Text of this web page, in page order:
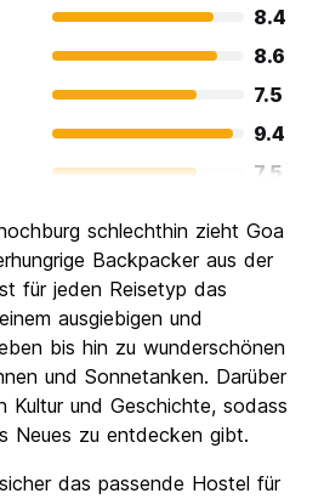
8.4
8.6
7.5
9.4
7.5
7.7
schlechthin zieht Goa
Backpacker aus der
für jeden Reisetyp das
ausgiebigen und
bis hin zu wunderschönen
und Sonnetanken. Darüber
Kultur und Geschichte, sodass
Neues zu entdecken gibt.
das passende Hostel für